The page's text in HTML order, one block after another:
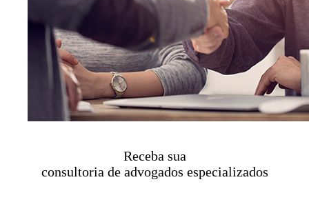
Receba sua
consultoria de advogados especializados